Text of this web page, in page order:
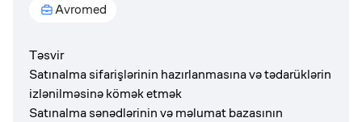
Avromed
Təsvir
Satınalma sifarişlərinin hazırlanmasına və tədarüklərin
izlənilməsinə kömək etmək
Satınalma sənədlərinin və məlumat bazasının